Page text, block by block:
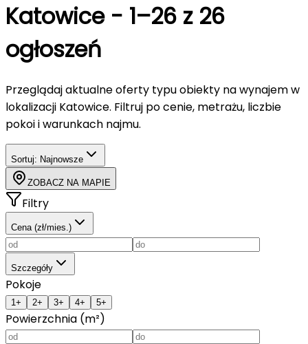
Katowice- 1–26 z 26
ogłoszeń
Przeglądaj aktualne oferty typuobiekty na wynajemw
lokalizacji Katowice. Filtruj po cenie, metrażu, liczbie
pokoi i warunkach najmu.
Sortuj: Najnowsze
ZOBACZ NA MAPIE
Filtry
Cena (zł/mies.)
Szczegóły
Pokoje
1+ 2+ 3+ 4+ 5+
Powierzchnia (m²)